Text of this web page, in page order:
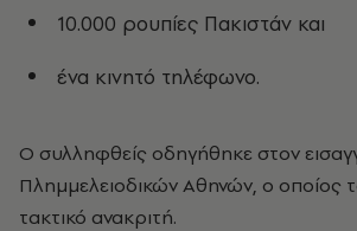
10.000 ρουπίες Πακιστάν και
ένα κινητό τηλέφωνο.
Ο συλληφθείς οδηγήθηκε στον
Πλημμελειοδικών Αθηνών, ο οποίος
τακτικό ανακριτή.